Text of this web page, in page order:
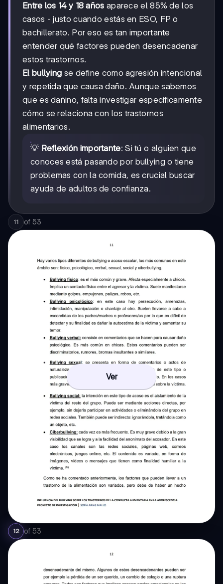
Entre los 14 y 18 años aparece el 85% de los
casos - justo cuando estás en ESO, FP o
bachillerato. Por eso es tan importante
entender qué factores pueden desencadenar
estos trastornos.
El bullying se define como agresión intencional
y repetida que causa daño. Aunque sabemos
que es dañino, falta investigar específicamente
cómo se relaciona con los trastornos
alimentarios.
💡 Reflexión importante: Si tú o alguien que
conoces está pasando por bullying o tiene
problemas con la comida, es crucial buscar
ayuda de adultos de confianza.
11 of 53
Ver
12 of 53